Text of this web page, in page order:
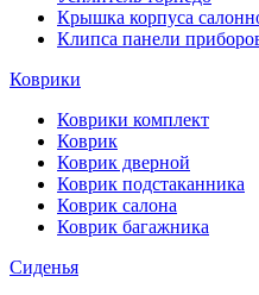
Крышка корпуса
Клипса панели
Коврики
Коврики комплект
Коврик
Коврик дверной
Коврик подстаканника
Коврик салона
Коврик багажника
Сиденья